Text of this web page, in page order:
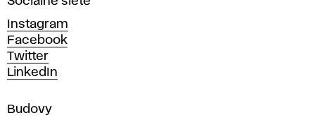
ý
c
h
u
m
e
í
Instagram
Facebook
Twitter
LinkedIn
Budovy